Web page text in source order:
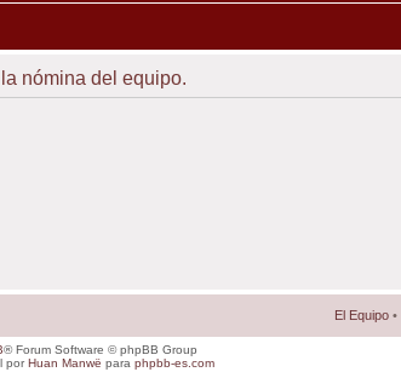
nómina del equipo.
El Equipo •
® Forum Software © phpBB Group
porHuan Manwë para phpbb-es.com